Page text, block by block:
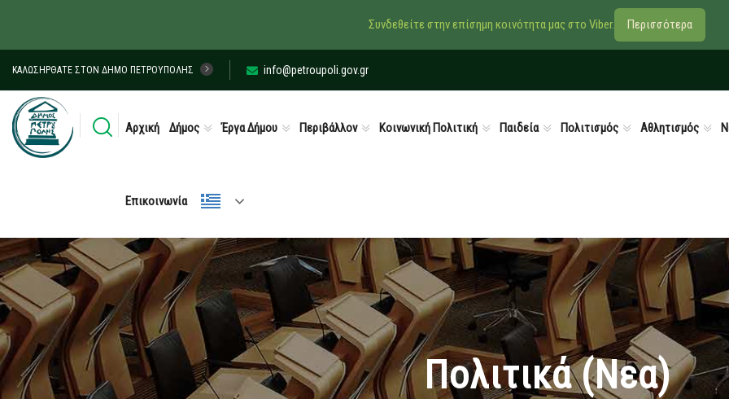
ΚΑΛΩΣΉΡΘΑΤΕ ΣΤΟΝ ΔΉΜΟ ΠΕΤΡΟΎΠΟΛΗΣ info@petroupoli.gov.gr
Αρχική Δήμος Έργα Δήμου Περιβάλλον Κοινωνική Πολιτική Παιδεία Πολιτισμός Αθλητισμός
Επικοινωνία
Πολιτικά (Νεα)
Συνδεθείτε στην επίσημη κοινότητα μας στο Viber. Περισσότερα